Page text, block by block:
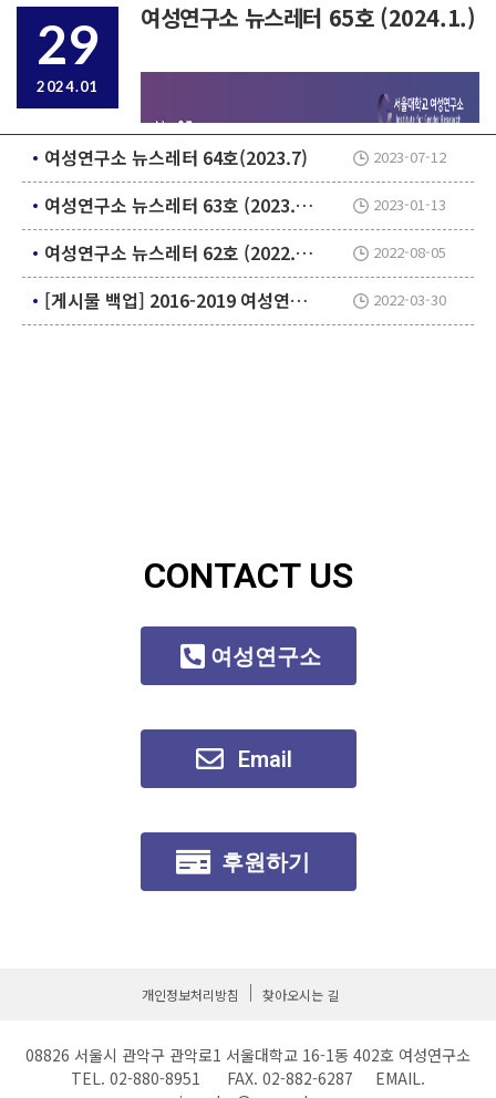
진행: 온라인 Zoom 진행
29
2024.01
여성연구소 뉴스레터 65호 (2024.1.)
여성연구소 뉴스레터 64호(2023.7) 2023-07-12
여성연구소 뉴스레터 63호 (2023.1.) 2023-01-13
여성연구소 뉴스레터 62호 (2022.7.) 2022-08-05
[게시물 백업] 2016-2019 여성연구소 뉴스레터 모음 2022-03-30
CONTACT US
여성연구소
Email
후원하기
개인정보처리방침 찾아오시는 길
08826 서울시 관악구 관악로1 서울대학교 16-1동 402호 여성연구소
TEL. 02-880-8951 FAX. 02-882-6287 EMAIL.